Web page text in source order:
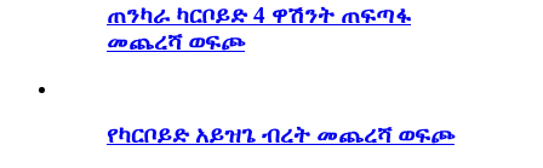
ጠንካራ ካርቦይድ 4 ዋሽንት ጠፍጣፋ
መጨረሻ ወፍጮ
የካርቦይድ አይዝጌ ብረት መጨረሻ ወፍጮ